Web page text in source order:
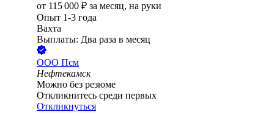
от 115 000 ₽ за месяц, на руки
Опыт 1-3 года
Вахта
Выплаты: Два раза в месяц
ООО Псм
Нефтекамск
Можно без резюме
Откликнитесь среди первых
Откликнуться